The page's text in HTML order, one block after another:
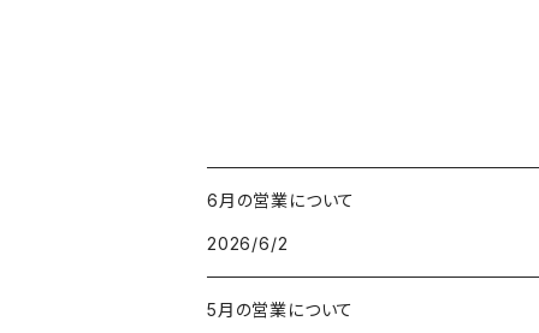
6月の営業について
2026/6/2
5月の営業について